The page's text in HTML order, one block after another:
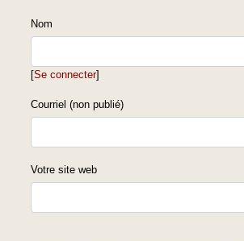
Nom
[Se connecter]
Courriel (non publié)
Votre site web